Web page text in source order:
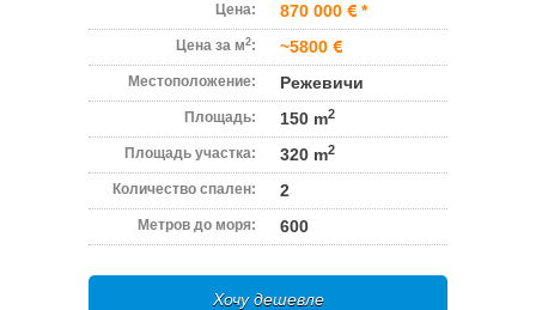
Цена: 870 000 *
Цена за м2: ~5800
Местоположение: Режевичи
Площадь: 150 m2
Площадь участка: 320 m2
Количество спален: 2
Метров до моря: 600
Хочу дешевле